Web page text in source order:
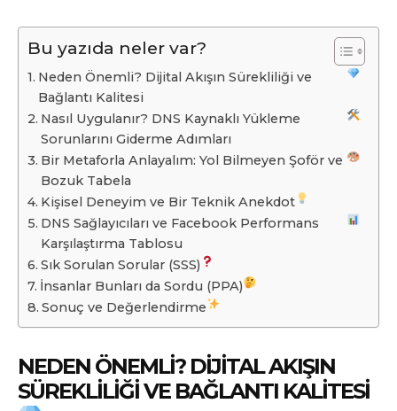
Bu yazıda neler var?
Neden Önemli? Dijital Akışın Sürekliliği ve
Bağlantı Kalitesi
Nasıl Uygulanır? DNS Kaynaklı Yükleme
Sorunlarını Giderme Adımları
Bir Metaforla Anlayalım: Yol Bilmeyen Şoför ve
Bozuk Tabela
Kişisel Deneyim ve Bir Teknik Anekdot
DNS Sağlayıcıları ve Facebook Performans
Karşılaştırma Tablosu
Sık Sorulan Sorular (SSS)
İnsanlar Bunları da Sordu (PPA)
Sonuç ve Değerlendirme
NEDEN ÖNEMLI? DIJITAL AKIŞIN
SÜREKLILIĞI VE BAĞLANTI KALITESI